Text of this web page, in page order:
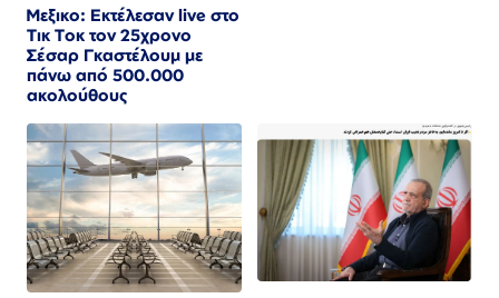
Μεξικο: Εκτέλεσαν live στο
Τικ Τοκ τον 25χρονο
Σέσαρ Γκαστέλουμ με
πάνω από 500.000
ακολούθους